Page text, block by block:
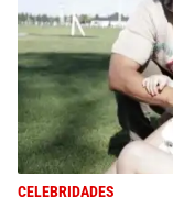
CELEBRIDADES